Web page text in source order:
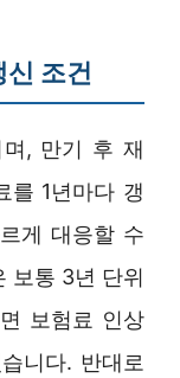
조건
, 만기 후 재
를 1년마다 갱
게 대응할 수
보통 3년 단위
보험료 인상
니다. 반대로